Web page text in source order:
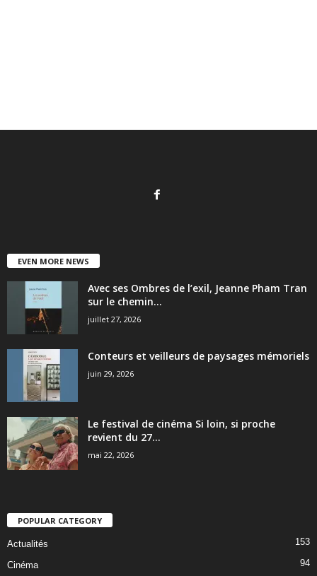
EVEN MORE NEWS
Avec ses Ombres de l’exil, Jeanne Pham Tran
sur le chemin...
juillet 27, 2026
Conteurs et veilleurs de paysages mémoriels
juin 29, 2026
Le festival de cinéma Si loin, si proche
revient du 27...
mai 22, 2026
POPULAR CATEGORY
Actualités 153
Cinéma 94